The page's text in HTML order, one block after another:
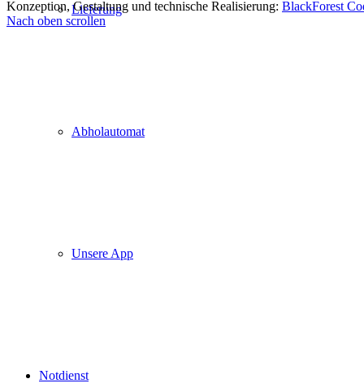
Lieferung
Abholautomat
Unsere App
Notdienst
Konzeption, Gestaltung und technische Realisierung: BlackForest
Nach oben scrollen